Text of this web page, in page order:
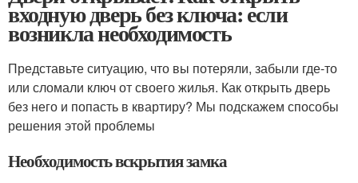
входную дверь без ключа: если
возникла необходимость
Представьте ситуацию, что вы потеряли, забыли где-то
или сломали ключ от своего жилья. Как открыть дверь
без него и попасть в квартиру? Мы подскажем способы
решения этой проблемы
Необходимость вскрытия замка